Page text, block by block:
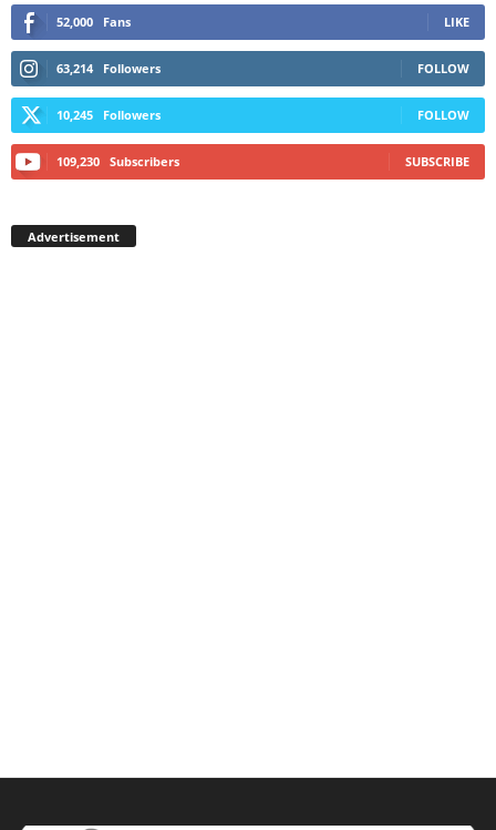
52,000 Fans LIKE
63,214 Followers FOLLOW
10,245 Followers FOLLOW
109,230 Subscribers SUBSCRIBE
Advertisement